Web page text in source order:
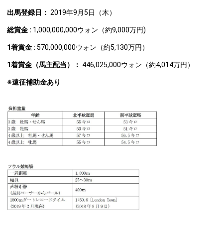
出馬登録日： 2019年9月5日（木）
総賞金 : 1,000,000,000ウォン（約9,000万円)
1着賞金 : 570,000,000ウォン（約5,130万円）
1着賞金（馬主配当）： 446,025,000ウォン（約4,014万円）
※遠征補助金あり